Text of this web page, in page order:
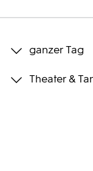
ganzer Tag
Theater &